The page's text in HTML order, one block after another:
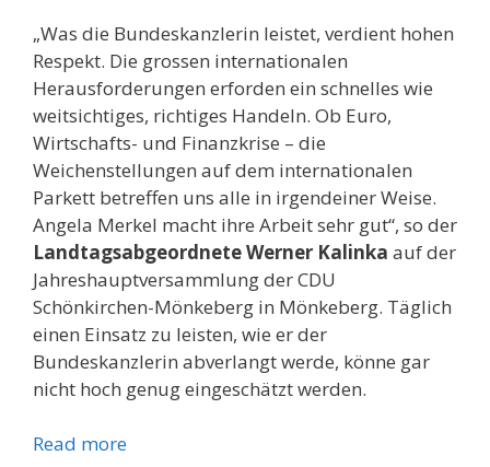
„Was die Bundeskanzlerin leistet, verdient hohen
Respekt. Die grossen internationalen
Herausforderungen erforden ein schnelles wie
weitsichtiges, richtiges Handeln. Ob Euro,
Wirtschafts- und Finanzkrise – die
Weichenstellungen auf dem internationalen
Parkett betreffen uns alle in irgendeiner Weise.
Angela Merkel macht ihre Arbeit sehr gut“, so der
Landtagsabgeordnete Werner Kalinka auf der
Jahreshauptversammlung der CDU
Schönkirchen-Mönkeberg in Mönkeberg. Täglich
einen Einsatz zu leisten, wie er der
Bundeskanzlerin abverlangt werde, könne gar
nicht hoch genug eingeschätzt werden.
Read more